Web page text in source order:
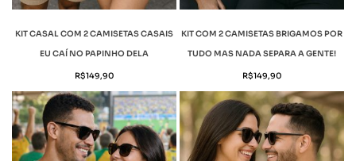
KIT CASAL COM 2 CAMISETAS CASAIS
EU CAÍ NO PAPINHO DELA
R$149,90
KIT COM 2 CAMISETAS BRIGAMOS POR
TUDO MAS NADA SEPARA A GENTE!
R$149,90